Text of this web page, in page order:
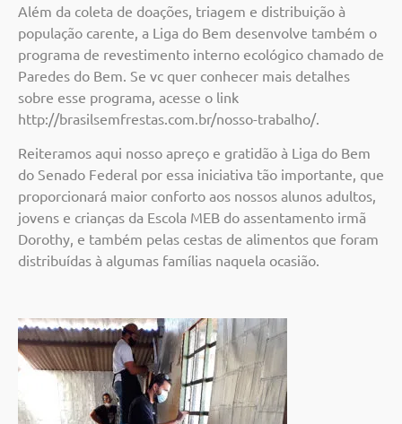
Além da coleta de doações, triagem e distribuição à
população carente, a Liga do Bem desenvolve também o
programa de revestimento interno ecológico chamado de
Paredes do Bem. Se vc quer conhecer mais detalhes
sobre esse programa, acesse o link
http://brasilsemfrestas.com.br/nosso-trabalho/.
Reiteramos aqui nosso apreço e gratidão à Liga do Bem
do Senado Federal por essa iniciativa tão importante, que
proporcionará maior conforto aos nossos alunos adultos,
jovens e crianças da Escola MEB do assentamento irmã
Dorothy, e também pelas cestas de alimentos que foram
distribuídas à algumas famílias naquela ocasião.